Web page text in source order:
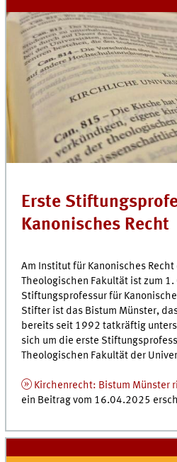
Erste
Kanonisches Recht
Am Institut für Kanonisches
Theologischen Fakultät ist zum
Stiftungsprofessur für
Stifter ist das Bistum Münster,
bereits seit 1992 tatkräftig
sich um die erste
Theologischen Fakultät der
Kirchenrecht: Bistum Münster
ein Beitrag vom 16.04.2025